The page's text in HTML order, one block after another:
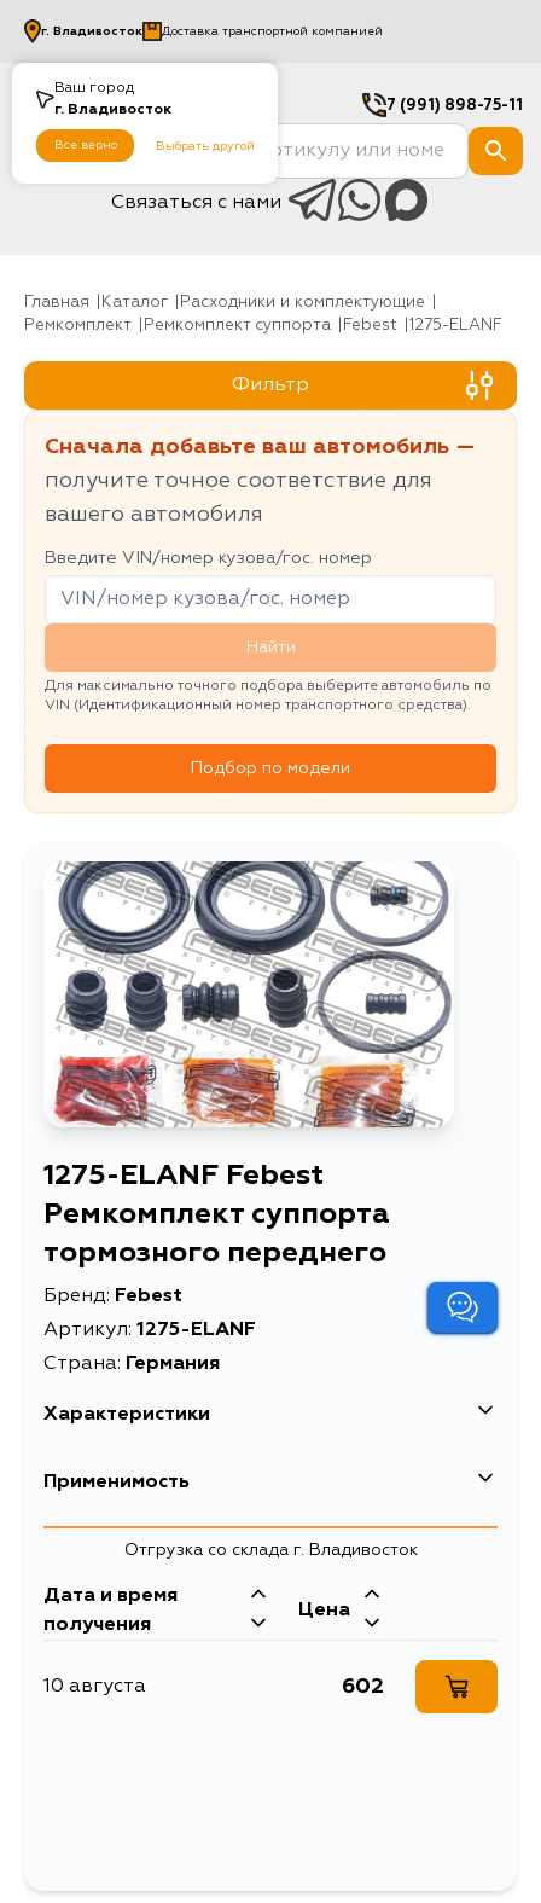
Ваш город
г. Владивосток
Все верно Выбрать другой
г. Владивосток Доставка транспортной компанией
7 (991) 898-75-11
Связаться с нами
Главная Каталог
Расходники и комплектующие
Ремкомплект
Ремкомплект суппорта Febest 1275-ELANF
Фильтр
Сначала добавьте ваш автомобиль —
получите точное соответствие для
вашего автомобиля
Введите VIN/номер кузова/гос. номер
Найти
Для максимально точного подбора выберите автомобиль по
VIN (Идентификационный номер транспортного средства).
Подбор по модели
1275-ELANF Febest
Ремкомплект суппорта
тормозного переднего
Бренд: Febest
Артикул: 1275-ELANF
Страна: Германия
Характеристики
EAN-13
Длина упаковки, мм 150
Масса, кг
тормозного переднего
Применимость
Hyundai
Кузов Двигатель
XD D4BB
Отгрузка со склада г. Владивосток
Дата и время
получения
Цена
10 августа 602